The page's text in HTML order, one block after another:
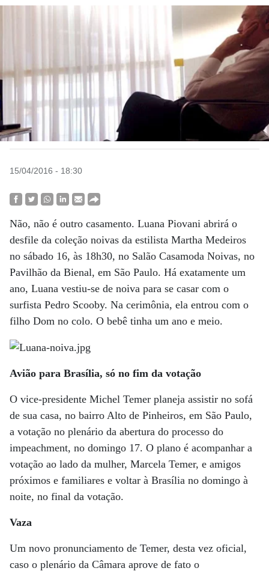
15/04/2016 - 18:30
Não, não é outro casamento. Luana Piovani abrirá o
desfile da coleção noivas da estilista Martha Medeiros
no sábado 16, às 18h30, no Salão Casamoda Noivas, no
Pavilhão da Bienal, em São Paulo. Há exatamente um
ano, Luana vestiu-se de noiva para se casar com o
surfista Pedro Scooby. Na cerimônia, ela entrou com o
filho Dom no colo. O bebê tinha um ano e meio.
Avião para Brasília, só no fim da votação
O vice-presidente Michel Temer planeja assistir no sofá
de sua casa, no bairro Alto de Pinheiros, em São Paulo,
a votação no plenário da abertura do processo do
impeachment, no domingo 17. O plano é acompanhar a
votação ao lado da mulher, Marcela Temer, e amigos
próximos e familiares e voltar à Brasília no domingo à
noite, no final da votação.
Vaza
Um novo pronunciamento de Temer, desta vez oficial,
caso o plenário da Câmara aprove de fato o